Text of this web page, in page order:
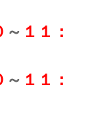
～ １１：
～ １１：